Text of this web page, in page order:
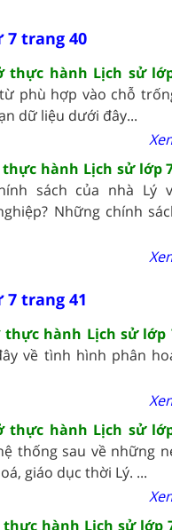
7 trang 40
thực hành Lịch sử
phù hợp vào chỗ
dữ liệu dưới đây...
thực hành Lịch sử lớp
sách của nhà Lý
Những chính
7 trang 41
thực hành Lịch sử lớp
về tình hình phân
thực hành Lịch sử
thống sau về những
giáo dục thời Lý. ...
thực hành Lịch sử lớp